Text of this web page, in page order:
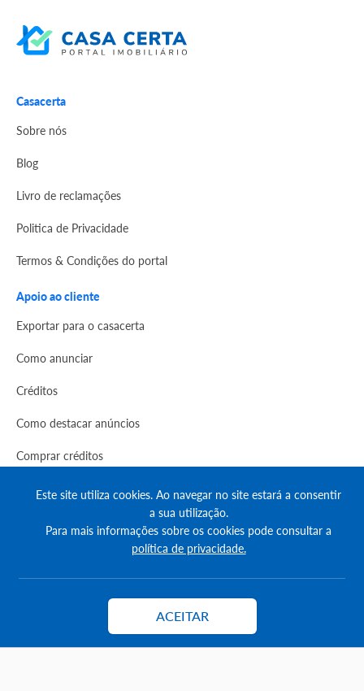
Casacerta
Sobre nós
Blog
Livro de reclamações
Politica de Privacidade
Termos & Condições do portal
Apoio ao cliente
Exportar para o casacerta
Como anunciar
Créditos
Como destacar anúncios
Comprar créditos
FAQs
Informação
Pesquisa Certificados SCE
Este site utiliza cookies. Ao navegar no site estará a consentir
a sua utilização.
Para mais informações sobre os cookies pode consultar a
política de privacidade.
ACEITAR